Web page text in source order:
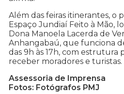
Além das feiras itinerantes, o
Espaço Jundiaí Feito à Mão,
Dona Manoela Lacerda de
Anhangabaú, que funciona
das 9h às 17h, com estrutura
receber moradores e turistas.
Assessoria de Imprensa
Fotos: Fotógrafos PMJ